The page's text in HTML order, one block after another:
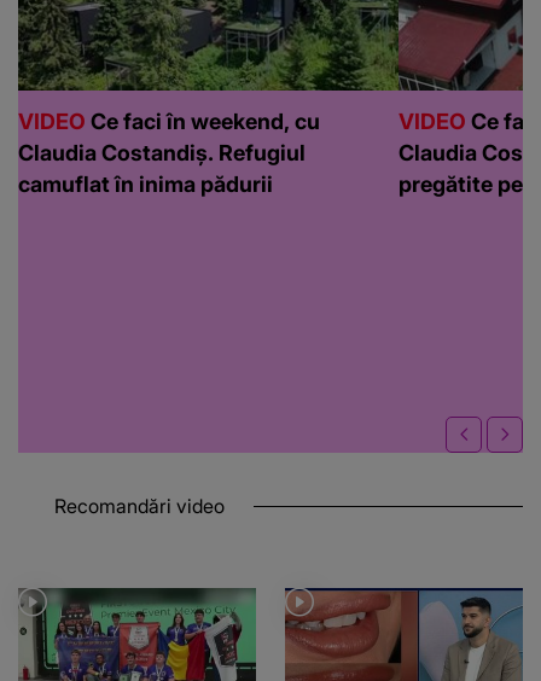
VIDEO Ce faci în weekend, cu
Claudia Costandiș. Refugiul
camuflat în inima pădurii
VIDEO Ce
Claudia
pregătite
Recomandări video